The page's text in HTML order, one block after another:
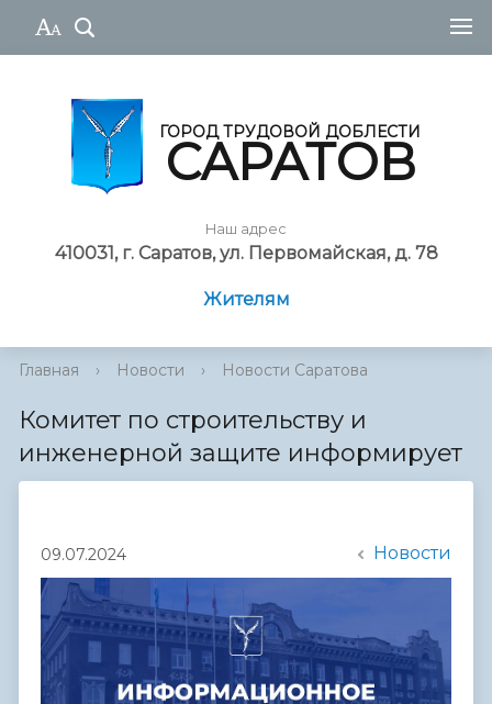
ГОРОД ТРУДОВОЙ ДОБЛЕСТИ
САРАТОВ
Наш адрес
410031, г. Саратов, ул. Первомайская, д. 78
Жителям
Главная › Новости › Новости Саратова
Комитет по строительству и
инженерной защите информирует
09.07.2024 Новости